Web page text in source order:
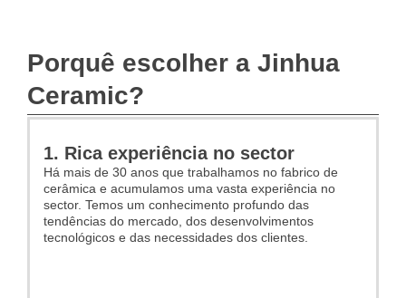
Porquê escolher a Jinhua
Ceramic?
1. Rica experiência no sector
Há mais de 30 anos que trabalhamos no fabrico de
cerâmica e acumulamos uma vasta experiência no
sector. Temos um conhecimento profundo das
tendências do mercado, dos desenvolvimentos
tecnológicos e das necessidades dos clientes.